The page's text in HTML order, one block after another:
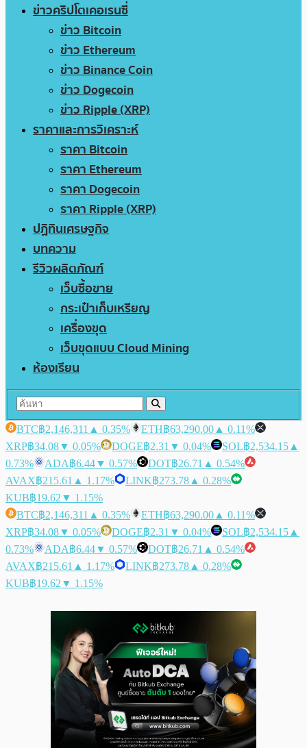
ข่าวคริปโตเคอเรนซี่
ข่าว Bitcoin
ข่าว Ethereum
ข่าว Binance Coin
ข่าว Dogecoin
ข่าว Ripple (XRP)
ราคาและการวิเคราะห์
ราคา Bitcoin
ราคา Ethereum
ราคา Dogecoin
ราคา Ripple (XRP)
ปฏิทินเศรษฐกิจ
บทความ
รีวิวผลิตภัณฑ์
เว็บซื้อขาย
กระเป๋าเก็บเหรียญ
เครื่องขุด
เว็บขุดแบบ Cloud Mining
ห้องเรียน
BTC฿2,146,311 ▲ 0.35% ETH฿63,290.00 ▲ 0.11%
XRP฿34.08▼ 0.05% DOGE฿2.31 ▼ 0.04% SOL฿2,534.15 ▲
0.73%
ADA฿6.44▼ 0.57% DOT฿26.71 ▲ 0.54%
AVAX฿215.61 ▲ 1.17% LINK฿273.78 ▲ 0.28%
KUB฿19.62 ▼ 1.15%
BTC฿2,146,311 ▲ 0.35% ETH฿63,290.00 ▲ 0.11%
XRP฿34.08▼ 0.05% DOGE฿2.31 ▼ 0.04% SOL฿2,534.15 ▲
0.73%
ADA฿6.44▼ 0.57% DOT฿26.71 ▲ 0.54%
AVAX฿215.61 ▲ 1.17% LINK฿273.78 ▲ 0.28%
KUB฿19.62 ▼ 1.15%